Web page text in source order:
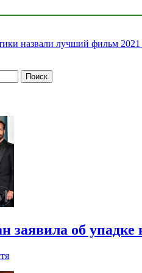
назвали лучший фильм 2021
заявила об упадке